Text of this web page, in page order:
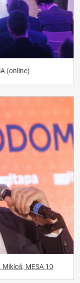
(online)
MESA 10